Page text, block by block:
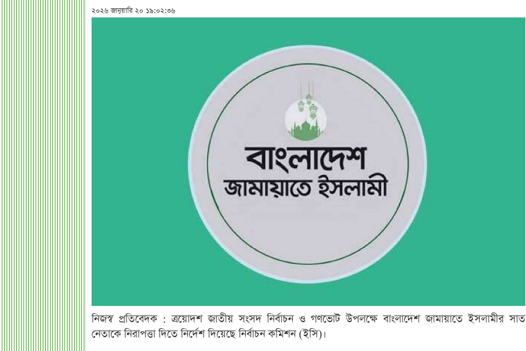
২০২৬ জানুয়ারি ২০ ১৯:০২:৩৬
নিজস্ব প্রতিবেদক : ত্রয়োদশ জাতীয় সংসদ নির্বাচন ও গণভোট উপলক্ষে বাংলাদেশ জামায়াতে ইসলামীর সাত
নেতাকে নিরাপত্তা দিতে নির্দেশ দিয়েছে নির্বাচন কমিশন (ইসি)। ‎‎